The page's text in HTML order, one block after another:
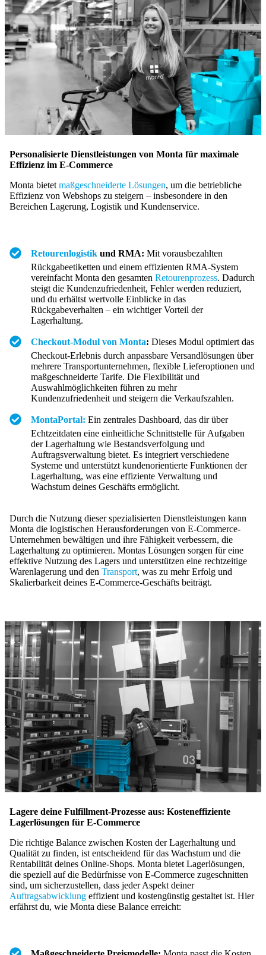
Personalisierte Dienstleistungen von Monta für maximale
Effizienz im E-Commerce
Monta bietet maßgeschneiderte Lösungen, um die betriebliche
Effizienz von Webshops zu steigern – insbesondere in den
Bereichen Lagerung, Logistik und Kundenservice.
Retourenlogistik und RMA: Mit vorausbezahlten
Rückgabeetiketten und einem effizienten RMA-System
vereinfacht Monta den gesamten Retourenprozess. Dadurch
steigt die Kundenzufriedenheit, Fehler werden reduziert,
und du erhältst wertvolle Einblicke in das
Rückgabeverhalten – ein wichtiger Vorteil der
Lagerhaltung.
Checkout-Modul von Monta: Dieses Modul optimiert das
Checkout-Erlebnis durch anpassbare Versandlösungen über
mehrere Transportunternehmen, flexible Lieferoptionen und
maßgeschneiderte Tarife. Die Flexibilität und
Auswahlmöglichkeiten führen zu mehr
Kundenzufriedenheit und steigern die Verkaufszahlen.
MontaPortal: Ein zentrales Dashboard, das dir über
Echtzeitdaten eine einheitliche Schnittstelle für Aufgaben
der Lagerhaltung wie Bestandsverfolgung und
Auftragsverwaltung bietet. Es integriert verschiedene
Systeme und unterstützt kundenorientierte Funktionen der
Lagerhaltung, was eine effiziente Verwaltung und
Wachstum deines Geschäfts ermöglicht.
Durch die Nutzung dieser spezialisierten Dienstleistungen kann
Monta die logistischen Herausforderungen von E-Commerce-
Unternehmen bewältigen und ihre Fähigkeit verbessern, die
Lagerhaltung zu optimieren. Montas Lösungen sorgen für eine
effektive Nutzung des Lagers und unterstützen eine rechtzeitige
Warenlagerung und den Transport, was zu mehr Erfolg und
Skalierbarkeit deines E-Commerce-Geschäfts beiträgt.
Lagere deine Fulfillment-Prozesse aus: Kosteneffiziente
Lagerlösungen für E-Commerce
Die richtige Balance zwischen Kosten der Lagerhaltung und
Qualität zu finden, ist entscheidend für das Wachstum und die
Rentabilität deines Online-Shops. Monta bietet Lagerlösungen,
die speziell auf die Bedürfnisse von E-Commerce zugeschnitten
sind, um sicherzustellen, dass jeder Aspekt deiner
Auftragsabwicklung effizient und kostengünstig gestaltet ist. Hier
erfährst du, wie Monta diese Balance erreicht: